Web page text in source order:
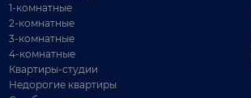
1-комнатные
2-комнатные
3-комнатные
4-комнатные
Квартиры-студии
Недорогие квартиры